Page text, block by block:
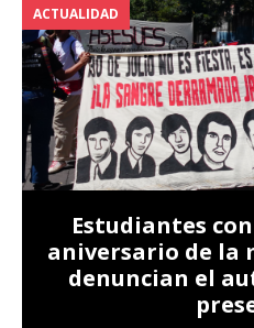
ACTUALIDAD
Estudiantes
aniversario de la
denuncian el